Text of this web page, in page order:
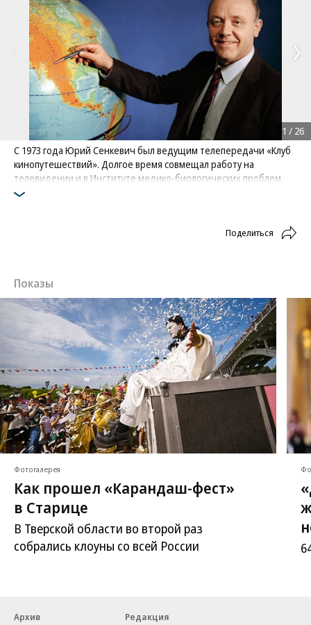
С 1973 года Юрий Сенкевич был ведущим телепередачи «Клуб
кинопутешествий». Долгое время совмещал работу на
телевидении и в Институте медико-биологических проблем,
где он заведовал отделом научно-медицинской и технической
1 / 26
Поделиться
Показы
Фотогалерея
Как прошел «Карандаш-фест»
в Старице
В Тверской области во второй раз
собрались клоуны со всей России
Архив Редакция